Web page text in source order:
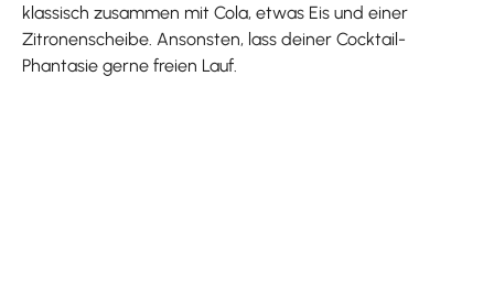
klassisch zusammen mit Cola, etwas Eis und einer
Zitronenscheibe. Ansonsten, lass deiner Cocktail-
Phantasie gerne freien Lauf.